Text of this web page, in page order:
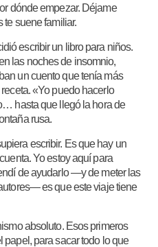
dónde empezar. Déjame
te suene familiar.
escribir un libro para niños.
las noches de insomnio,
un cuento que tenía más
«Yo puedo hacerlo
hasta que llegó la hora de
rusa.
escribir. Es que hay un
Yo estoy aquí para
de ayudarlo —y de meter las
es que este viaje tiene
absoluto. Esos primeros
papel, para sacar todo lo que